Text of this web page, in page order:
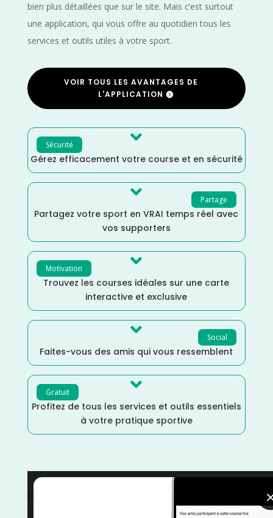
bien plus détaillées que sur le site. Mais c’est surtout
une application, qui vous offre au quotidien tous les
services et outils utiles à votre sport.
VOIR TOUS LES AVANTAGES DE
L'APPLICATION
Sécurité 
Gérez efficacement votre course et en sécurité
Partage

Partagez votre sport en VRAI temps réel avec
vos supporters
Motivation 
Trouvez les courses idéales sur une carte
interactive et exclusive
Social

Faites-vous des amis qui vous ressemblent
Gratuit 
Profitez de tous les services et outils essentiels
à votre pratique sportive
France
Côtes d'Armor/Bretagne